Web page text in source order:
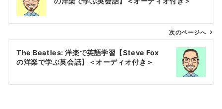
ン
次のページへ
The Beatles: 洋楽で英語学習【Steve Fox
の洋楽で学ぶ英会話】＜オーディオ付き＞